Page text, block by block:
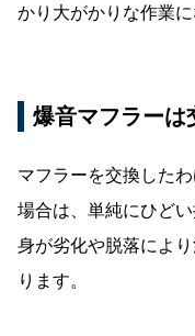
かり大がかりな作業に
爆音マフラーは
マフラーを交換した
場合は、単純にひど
身が劣化や脱落によ
ります。